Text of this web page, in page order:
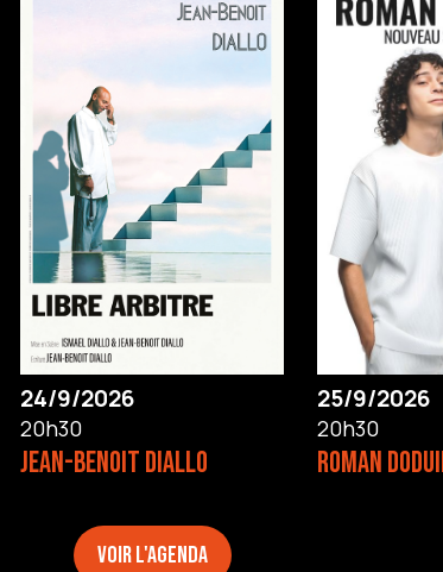
24/9/2026
20h30
JEAN-BENOIT DIALLO
25/9/2026
20h30
ROMAN
Voir l'agenda